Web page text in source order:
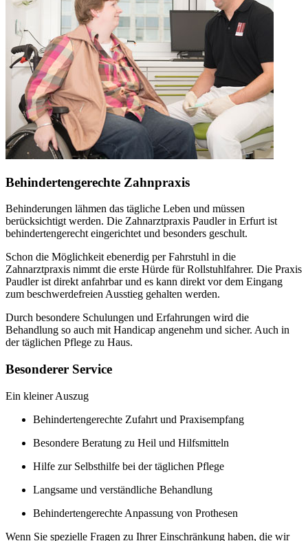
Behindertengerechte Zahnpraxis
Behinderungen lähmen das tägliche Leben und müssen
berücksichtigt werden. Die Zahnarztpraxis Paudler in Erfurt ist
behindertengerecht eingerichtet und besonders geschult.
Schon die Möglichkeit ebenerdig per Fahrstuhl in die
Zahnarztpraxis nimmt die erste Hürde für Rollstuhlfahrer. Die Praxis
Paudler ist direkt anfahrbar und es kann direkt vor dem Eingang
zum beschwerdefreien Ausstieg gehalten werden.
Durch besondere Schulungen und Erfahrungen wird die
Behandlung so auch mit Handicap angenehm und sicher. Auch in
der täglichen Pflege zu Haus.
Besonderer Service
Ein kleiner Auszug
Behindertengerechte Zufahrt und Praxisempfang
Besondere Beratung zu Heil und Hilfsmitteln
Hilfe zur Selbsthilfe bei der täglichen Pflege
Langsame und verständliche Behandlung
Behindertengerechte Anpassung von Prothesen
Wenn Sie spezielle Fragen zu Ihrer Einschränkung haben, die wir